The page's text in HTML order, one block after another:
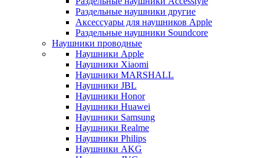
Раздельные наушники другие
Аксессуары для наушников Apple
Раздельные наушники Soundcore
Наушники проводные
Наушники Apple
Наушники Xiaomi
Наушники MARSHALL
Наушники JBL
Наушники Honor
Наушники Huawei
Наушники Samsung
Наушники Realme
Наушники Philips
Наушники AKG